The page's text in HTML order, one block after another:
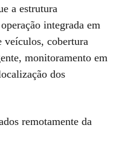
a estrutura
integrada em
veículos, cobertura
monitoramento em
dos
remotamente da